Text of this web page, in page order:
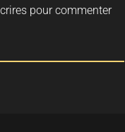
pour commenter